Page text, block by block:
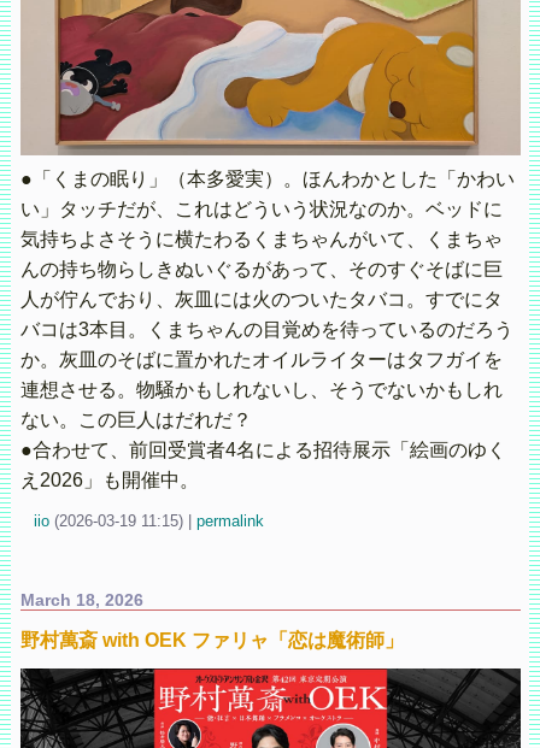
●「くまの眠り」（本多愛実）。ほんわかとした「かわい
い」タッチだが、これはどういう状況なのか。ベッドに
気持ちよさそうに横たわるくまちゃんがいて、くまちゃ
んの持ち物らしきぬいぐるがあって、そのすぐそばに巨
人が佇んでおり、灰皿には火のついたタバコ。すでにタ
バコは3本目。くまちゃんの目覚めを待っているのだろう
か。灰皿のそばに置かれたオイルライターはタフガイを
連想させる。物騒かもしれないし、そうでないかもしれ
ない。この巨人はだれだ？
●合わせて、前回受賞者4名による招待展示「絵画のゆく
え2026」も開催中。
iio (2026-03-19 11:15) permalink
March 18, 2026
野村萬斎 with OEK ファリャ「恋は魔術師」